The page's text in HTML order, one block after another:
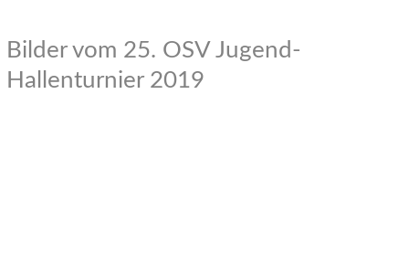
Bilder vom 25. OSV Jugend-
Hallenturnier 2019